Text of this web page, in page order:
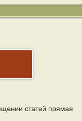
статей прямая